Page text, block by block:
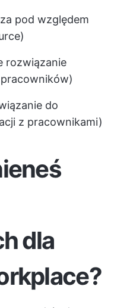
pod względem
rozwiązanie
do
z pracownikami)
dla